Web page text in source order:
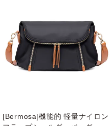
[Bermosa]機能的 軽量ナイロン